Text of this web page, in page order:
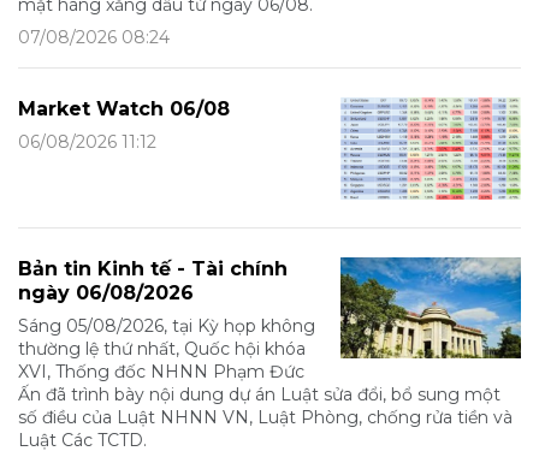
mặt hàng xăng dầu từ ngày 06/08.
07/08/2026 08:24
Market Watch 06/08
06/08/2026 11:12
Bản tin Kinh tế - Tài chính
ngày 06/08/2026
Sáng 05/08/2026, tại Kỳ họp không
thường lệ thứ nhất, Quốc hội khóa
XVI, Thống đốc NHNN Phạm Đức
Ấn đã trình bày nội dung dự án Luật sửa đổi, bổ sung một
số điều của Luật NHNN VN, Luật Phòng, chống rửa tiền và
Luật Các TCTD.